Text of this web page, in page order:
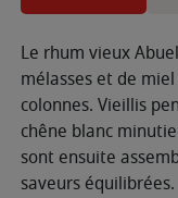
Le rhum vieux
mélasses et de
colonnes. Vieillis
chêne blanc
sont ensuite
saveurs équilibrées.